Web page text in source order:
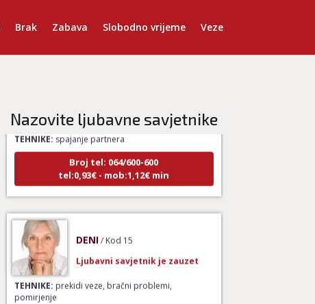
Brak Zabava Slobodno vrijeme Veze
Nazovite ljubavne savjetnike
spajanje partnera
Broj tel: 064/600-600
tel:0,93€ - mob:1,12€ min
TEHNIKE:prekidi veze, bračni problemi,
pomirjenje